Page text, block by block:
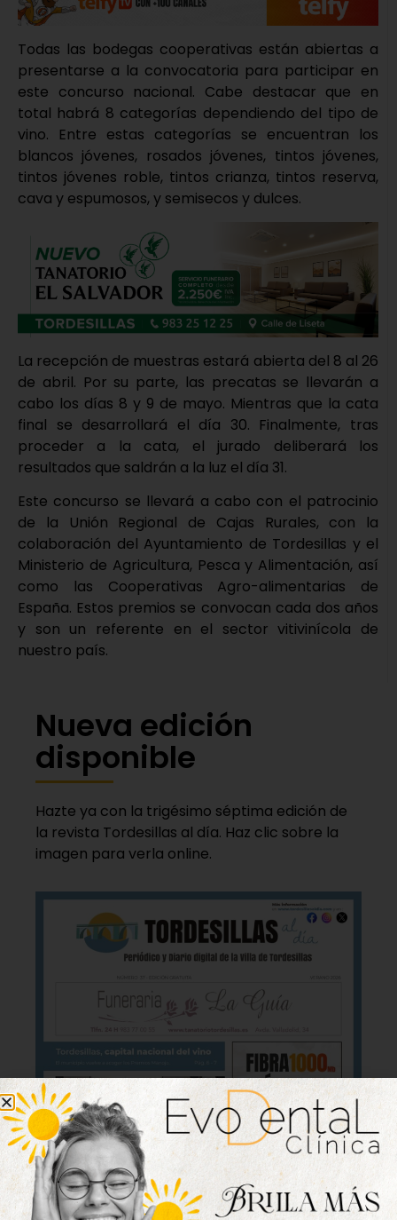
Todas las bodegas cooperativas están abiertas a
presentarse a la convocatoria para participar en
este concurso nacional. Cabe destacar que en
total habrá 8 categorías dependiendo del tipo de
vino. Entre estas categorías se encuentran los
blancos jóvenes, rosados jóvenes, tintos jóvenes,
tintos jóvenes roble, tintos crianza, tintos reserva,
cava y espumosos, y semisecos y dulces.
La recepción de muestras estará abierta del 8 al 26
de abril. Por su parte, las precatas se llevarán a
cabo los días 8 y 9 de mayo. Mientras que la cata
final se desarrollará el día 30. Finalmente, tras
proceder a la cata, el jurado deliberará los
resultados que saldrán a la luz el día 31.
Este concurso se llevará a cabo con el patrocinio
de la Unión Regional de Cajas Rurales, con la
colaboración del Ayuntamiento de Tordesillas y el
Ministerio de Agricultura, Pesca y Alimentación, así
como las Cooperativas Agro-alimentarias de
España. Estos premios se convocan cada dos años
y son un referente en el sector vitivinícola de
nuestro país.
Nueva edición
disponible
Hazte ya con la trigésimo séptima edición de
la revista Tordesillas al día. Haz clic sobre la
imagen para verla online.